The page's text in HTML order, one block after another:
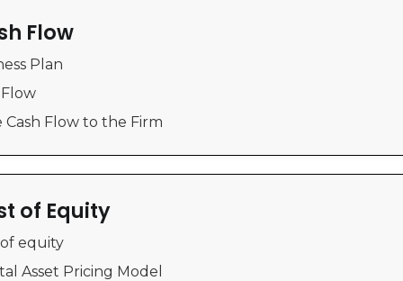
Flow
Plan
Flow
Cash Flow to the Firm
of Equity
of equity
Asset Pricing Model